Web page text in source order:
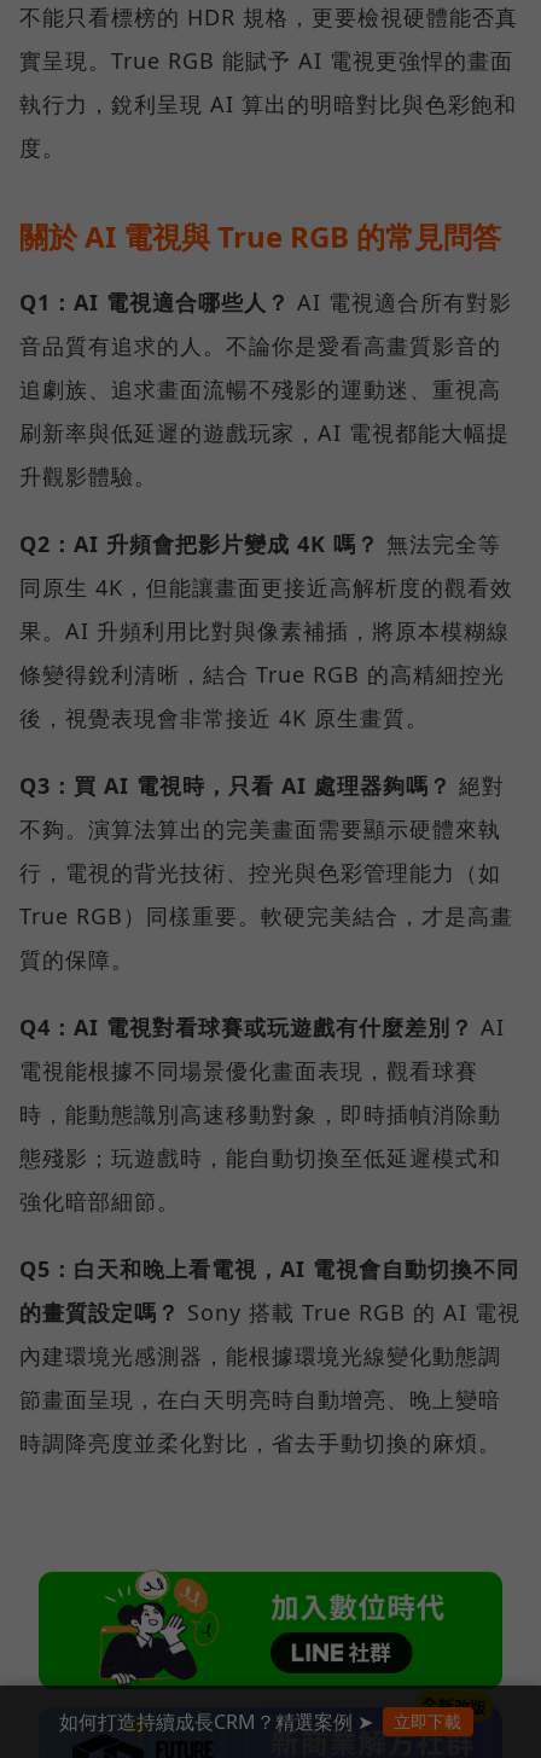
不能只看標榜的 HDR 規格，更要檢視硬體能否真
實呈現。True RGB 能賦予 AI 電視更強悍的畫面
執行力，銳利呈現 AI 算出的明暗對比與色彩飽和
度。
關於 AI 電視與 True RGB 的常見問答
Q1：AI 電視適合哪些人？ AI 電視適合所有對影
音品質有追求的人。不論你是愛看高畫質影音的
追劇族、追求畫面流暢不殘影的運動迷、重視高
刷新率與低延遲的遊戲玩家，AI 電視都能大幅提
升觀影體驗。
Q2：AI 升頻會把影片變成 4K 嗎？ 無法完全等
同原生 4K，但能讓畫面更接近高解析度的觀看效
果。AI 升頻利用比對與像素補插，將原本模糊線
條變得銳利清晰，結合 True RGB 的高精細控光
後，視覺表現會非常接近 4K 原生畫質。
Q3：買 AI 電視時，只看 AI 處理器夠嗎？ 絕對
不夠。演算法算出的完美畫面需要顯示硬體來執
行，電視的背光技術、控光與色彩管理能力（如
True RGB）同樣重要。軟硬完美結合，才是高畫
質的保障。
Q4：AI 電視對看球賽或玩遊戲有什麼差別？ AI
電視能根據不同場景優化畫面表現，觀看球賽
時，能動態識別高速移動對象，即時插幀消除動
態殘影；玩遊戲時，能自動切換至低延遲模式和
強化暗部細節。
Q5：白天和晚上看電視，AI 電視會自動切換不同
的畫質設定嗎？ Sony 搭載 True RGB 的 AI 電視
內建環境光感測器，能根據環境光線變化動態調
節畫面呈現，在白天明亮時自動增亮、晚上變暗
時調降亮度並柔化對比，省去手動切換的麻煩。
如何打造持續成長CRM？精選案例 ➤ 立即下載